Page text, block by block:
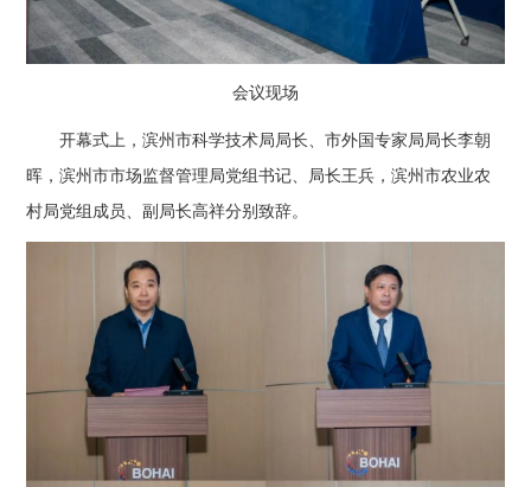
会议现场
开幕式上，滨州市科学技术局局长、市外国专家局局长李朝
晖，滨州市市场监督管理局党组书记、局长王兵，滨州市农业农
村局党组成员、副局长高祥分别致辞。